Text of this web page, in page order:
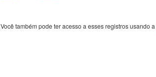
Você também pode ter acesso a esses registros usando a